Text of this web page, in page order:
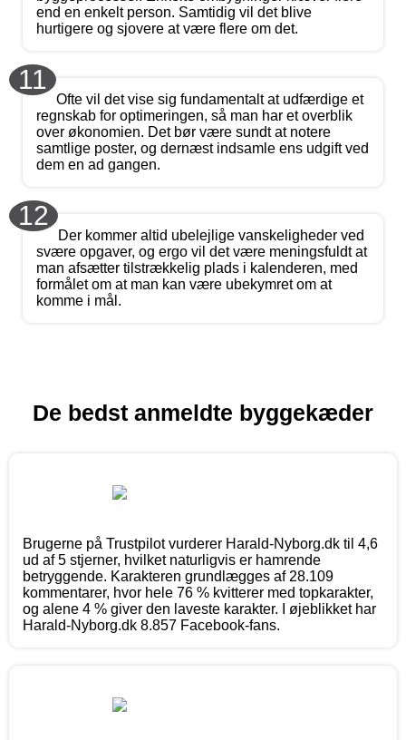
end en enkelt person. Samtidig vil det blive
hurtigere og sjovere at være flere om det.
11
Ofte vil det vise sig fundamentalt at udfærdige et
regnskab for optimeringen, så man har et overblik
over økonomien. Det bør være sundt at notere
samtlige poster, og dernæst indsamle ens udgift ved
dem en ad gangen.
12
Der kommer altid ubelejlige vanskeligheder ved
svære opgaver, og ergo vil det være meningsfuldt at
man afsætter tilstrækkelig plads i kalenderen, med
formålet om at man kan være ubekymret om at
komme i mål.
De bedst anmeldte byggekæder
Brugerne på Trustpilot vurderer Harald-Nyborg.dk til 4,6
ud af 5 stjerner, hvilket naturligvis er hamrende
betryggende. Karakteren grundlægges af 28.109
kommentarer, hvor hele 76 % kvitterer med topkarakter,
og alene 4 % giver den laveste karakter. I øjeblikket har
Harald-Nyborg.dk 8.857 Facebook-fans.